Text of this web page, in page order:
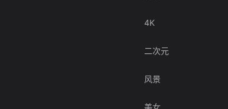
4K
二次元
风景
美女